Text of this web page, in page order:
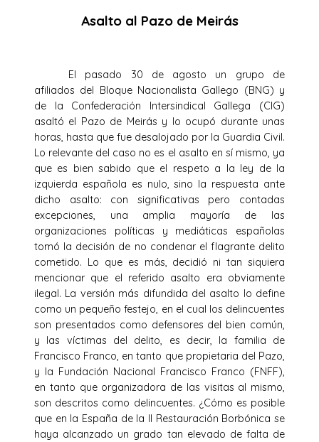
Asalto al Pazo de Meirás
El pasado 30 de agosto un grupo de
afiliados del Bloque Nacionalista Gallego (BNG) y
de la Confederación Intersindical Gallega (CIG)
asaltó el Pazo de Meirás y lo ocupó durante unas
horas, hasta que fue desalojado por la Guardia Civil.
Lo relevante del caso no es el asalto en sí mismo, ya
que es bien sabido que el respeto a la ley de la
izquierda española es nulo, sino la respuesta ante
dicho asalto: con significativas pero contadas
excepciones, una amplia mayoría de las
organizaciones políticas y mediáticas españolas
tomó la decisión de no condenar el flagrante delito
cometido. Lo que es más, decidió ni tan siquiera
mencionar que el referido asalto era obviamente
ilegal. La versión más difundida del asalto lo define
como un pequeño festejo, en el cual los delincuentes
son presentados como defensores del bien común,
y las víctimas del delito, es decir, la familia de
Francisco Franco, en tanto que propietaria del Pazo,
y la Fundación Nacional Francisco Franco (FNFF),
en tanto que organizadora de las visitas al mismo,
son descritos como delincuentes. ¿Cómo es posible
que en la España de la II Restauración Borbónica se
haya alcanzado un grado tan elevado de falta de